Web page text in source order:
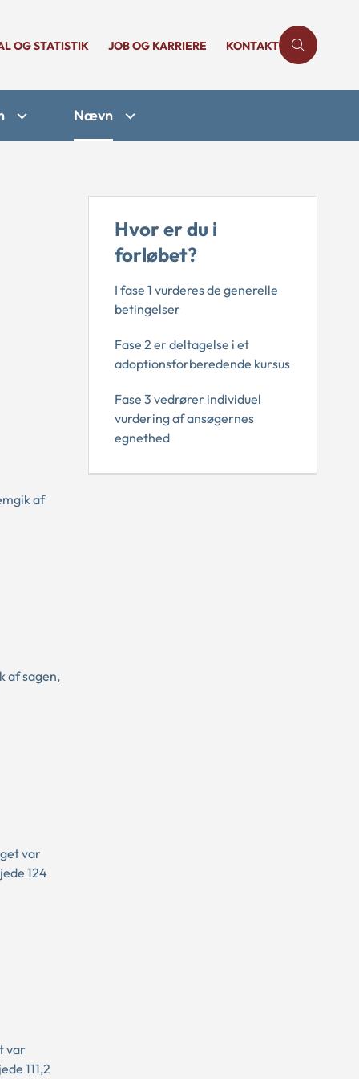
OG STATISTIK JOB OG KARRIERE KONTAKT
Nævn
af
af sagen,
var
124
var
111,2
Hvor er du i
forløbet?
I fase 1 vurderes de generelle
betingelser
Fase 2 er deltagelse i et
adoptionsforberedende kursus
Fase 3 vedrører individuel
vurdering af ansøgernes
egnethed